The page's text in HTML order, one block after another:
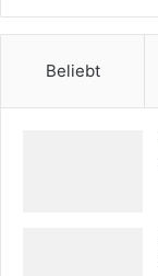
Beliebt